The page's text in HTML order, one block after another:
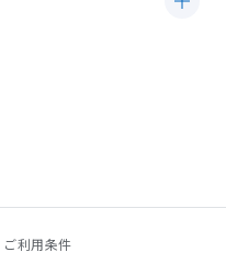
利用条件